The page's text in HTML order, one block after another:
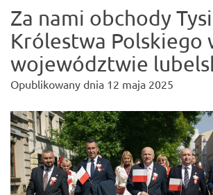
Za nami obchody
Królestwa Polskiego
województwie
Opublikowany dnia 12 maja 2025